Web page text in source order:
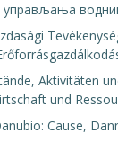
управљања
Aktivitäten
und
Cause,